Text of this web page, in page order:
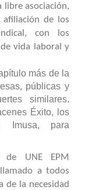
libre asociación,
de los
con los
vida laboral y
más de la
públicas y
similares.
Éxito, los
Imusa, para
UNE EPM
llamado a todos
de la necesidad